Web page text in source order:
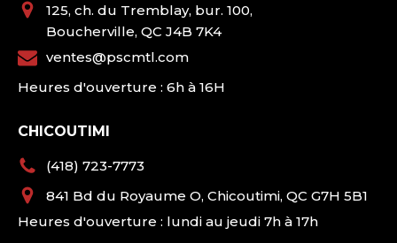
125, ch. du Tremblay, bur. 100,
Boucherville, QC J4B 7K4
ventes@pscmtl.com
Heures d'ouverture : 6h à 16H
CHICOUTIMI
(418) 723-7773
841 Bd du Royaume O, Chicoutimi, QC G7H 5B1
Heures d'ouverture : lundi au jeudi 7h à 17h